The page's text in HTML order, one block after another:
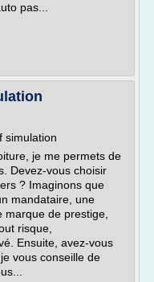
pas...
simulation
je me permets de
Devez-vous choisir
? Imaginons que
mandataire, une
de prestige,
risque,
Ensuite, avez-vous
vous conseille de